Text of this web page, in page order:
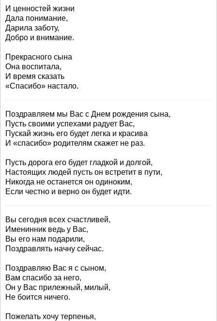
И ценностей жизни
Дала понимание,
Дарила заботу,
Добро и внимание.
Прекрасного сына
Она воспитала,
И время сказать
«Спасибо» настало.
Поздравляем мы Вас с Днем рождения сына,
Пусть своими успехами радует Вас,
Пускай жизнь его будет легка и красива
И «спасибо» родителям скажет не раз.
Пусть дорога его будет гладкой и долгой,
Настоящих людей пусть он встретит в пути,
Никогда не останется он одиноким,
Если честно и верно он будет идти.
Вы сегодня всех счастливей,
Именинник ведь у Вас,
Вы его нам подарили,
Поздравлять начну сейчас.
Поздравляю Вас я с сыном,
Вам спасибо за него,
Он у Вас прилежный, милый,
Не боится ничего.
Пожелать хочу терпенья,